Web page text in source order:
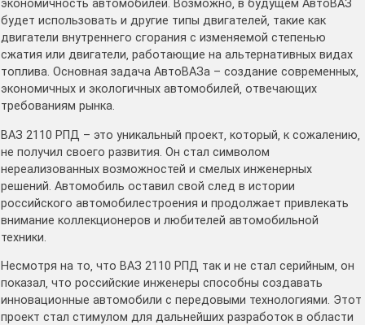
экономичность автомобилей․ Возможно‚ в будущем АвтоВАЗ
будет использовать и другие типы двигателей‚ такие как
двигатели внутреннего сгорания с изменяемой степенью
сжатия или двигатели‚ работающие на альтернативных видах
топлива․ Основная задача АвтоВАЗа – создание современных‚
экономичных и экологичных автомобилей‚ отвечающих
требованиям рынка․
ВАЗ 2110 РПД – это уникальный проект‚ который‚ к сожалению‚
не получил своего развития․ Он стал символом
нереализованных возможностей и смелых инженерных
решений․ Автомобиль оставил свой след в истории
российского автомобилестроения и продолжает привлекать
внимание коллекционеров и любителей автомобильной
техники․
Несмотря на то‚ что ВАЗ 2110 РПД так и не стал серийным‚ он
показал‚ что российские инженеры способны создавать
инновационные автомобили с передовыми технологиями․ Этот
проект стал стимулом для дальнейших разработок в области